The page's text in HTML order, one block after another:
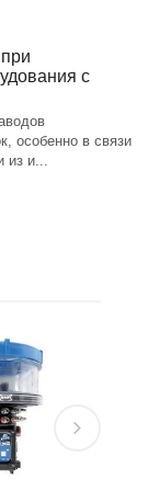
с
особенно в связи
из и...